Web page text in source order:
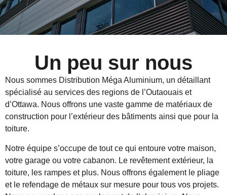
Un peu sur nous
Nous sommes Distribution Méga Aluminium, un détaillant
spécialisé au services des regions de l’Outaouais et
d’Ottawa. Nous offrons une vaste gamme de matériaux de
construction pour l’extérieur des bâtiments ainsi que pour la
toiture.
Notre équipe s’occupe de tout ce qui entoure votre maison,
votre garage ou votre cabanon. Le revêtement extérieur, la
toiture, les rampes et plus. Nous offrons également le pliage
et le refendage de métaux sur mesure pour tous vos projets.